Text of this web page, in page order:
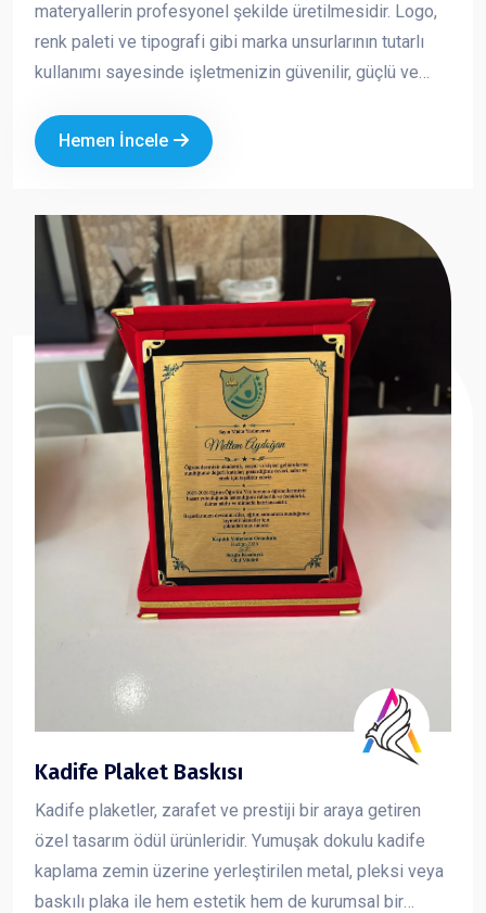
materyallerin profesyonel şekilde üretilmesidir. Logo,
renk paleti ve tipografi gibi marka unsurlarının tutarlı
kullanımı sayesinde işletmenizin güvenilir, güçlü ve
kimlik çalışmaları, markanızın her temas noktasında
aynı kalite ve ciddiyeti göstermesine yardımcı olur.
Hemen İncele
Kadife Plaket Baskısı
Kadife plaketler, zarafet ve prestiji bir araya getiren
özel tasarım ödül ürünleridir. Yumuşak dokulu kadife
kaplama zemin üzerine yerleştirilen metal, pleksi veya
baskılı plaka ile hem estetik hem de kurumsal bir